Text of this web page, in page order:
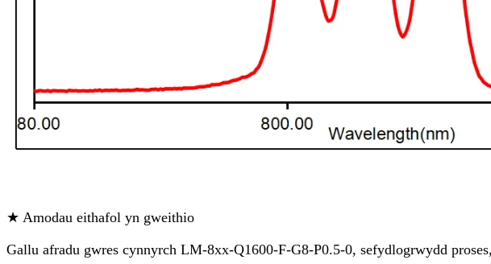
★ Amodau eithafol yn gweithio
Gallu afradu gwres cynnyrch LM-8xx-Q1600-F-G8-P0.5-0, sefydlogrwydd